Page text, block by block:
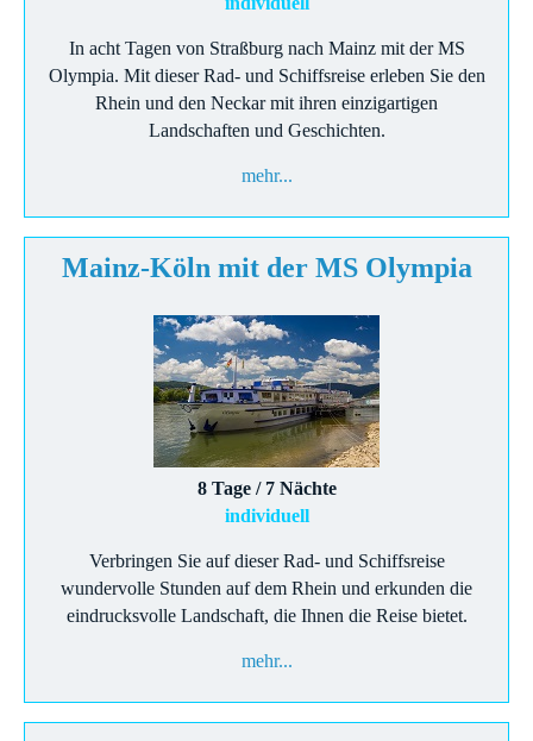
In acht Tagen von Straßburg nach Mainz mit der MS
Olympia. Mit dieser Rad- und Schiffsreise erleben Sie den
Rhein und den Neckar mit ihren einzigartigen
Landschaften und Geschichten.
mehr...
Mainz-Köln mit der MS Olympia
8 Tage / 7 Nächte
individuell
Verbringen Sie auf dieser Rad- und Schiffsreise
wundervolle Stunden auf dem Rhein und erkunden die
eindrucksvolle Landschaft, die Ihnen die Reise bietet.
mehr...